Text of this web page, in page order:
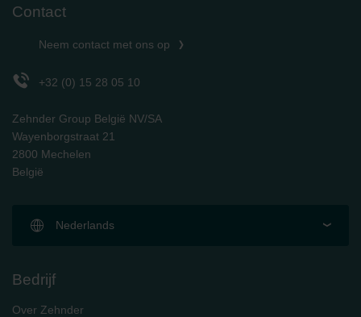
Contact
Neem contact met ons op
+32 (0) 15 28 05 10
Zehnder Group België NV/SA
Wayenborgstraat 21
2800 Mechelen
België
Nederlands
Bedrijf
Over Zehnder